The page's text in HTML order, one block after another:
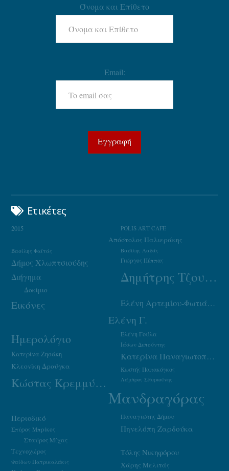
Όνομα και Επίθετο
Email:
Ετικέτες
2015 POLIS ART CAFE
Απόστολος Παλιεράκης
Βασίλης Λαδάς
Βασίλης Φαϊτάς
Γιώργος Πέππας
Δήμος Χλωπτσιούδης
Δημήτρης Τζουμάκας
Διήγημα
Δοκίμιο
Εικόνες Ελένη Αρτεμίου-Φωτιάδου
Ελένη Γ.
Ελένη Γούλα
Ημερολόγιο Ιάσων Δεπούντης
Κατερίνα Ζησάκη Κατερίνα Παναγιωτοπούλου
Κλεονίκη Δρούγκα Κωστής Παπακόγκος
Κώστας Κρεμμύδας Λάμπρος Σπυριούνης
Μανδραγόρας
Παναγιώτης Δήμου
Περιοδικό
Πηνελόπη Ζαρδούκα
Σπύρος Μπρίκος
Σταύρος Μίχας
Τεχνοχώρος
Τόλης Νικηφόρου
Φαίδων Πατρικαλάκις Χάρης Μελιτάς